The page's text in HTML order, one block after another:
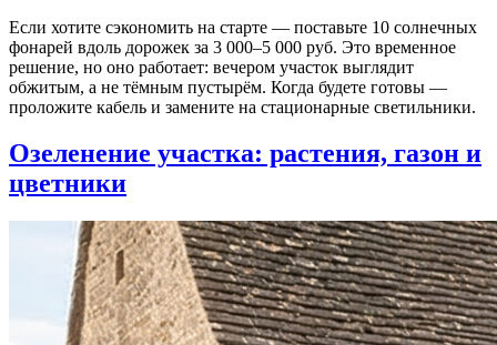
Если хотите сэкономить на старте — поставьте 10 солнечных
фонарей вдоль дорожек за 3 000–5 000 руб. Это временное
решение, но оно работает: вечером участок выглядит
обжитым, а не тёмным пустырём. Когда будете готовы —
проложите кабель и замените на стационарные светильники.
Озеленение участка: растения, газон и
цветники